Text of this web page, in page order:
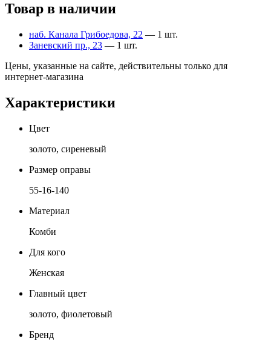
Товар в наличии
наб. Канала Грибоедова, 22 — 1 шт.
Заневский пр., 23 — 1 шт.
Цены, указанные на сайте, действительны только для
интернет-магазина
Характеристики
Цвет
золото, сиреневый
Размер оправы
55-16-140
Материал
Комби
Для кого
Женская
Главный цвет
золото, фиолетовый
Бренд